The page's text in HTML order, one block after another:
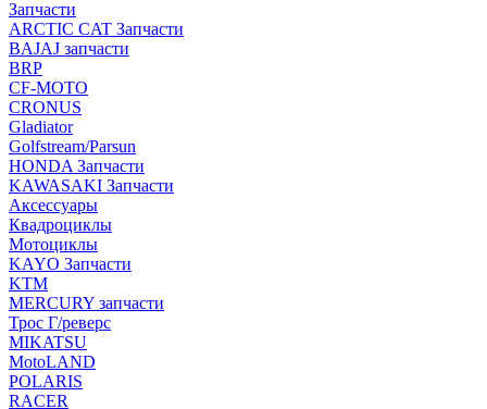
Запчасти
ARCTIC CAT Запчасти
BAJAJ запчасти
BRP
CF-MOTO
CRONUS
Gladiator
Golfstream/Parsun
HONDA Запчасти
KAWASAKI Запчасти
Аксессуары
Квадроциклы
Мотоциклы
KAYO Запчасти
KTM
MERCURY запчасти
Трос Г/реверс
MIKATSU
MotoLAND
POLARIS
RACER